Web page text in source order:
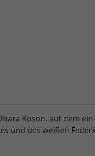
Koson, auf dem
und des weißen